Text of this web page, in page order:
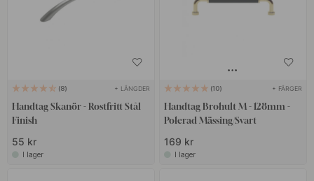
8 + LÄNGDER
Handtag Skanör - Rostfritt Stål
Finish
55 kr
I lager
10 + FÄRGER
Handtag Brohult M - 128mm -
Polerad Mässing/Svart
169 kr
I lager